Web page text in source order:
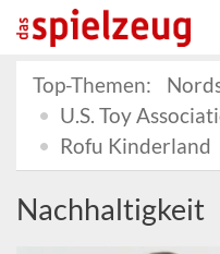
Top-Themen:
U.S. Toy
Rofu Kinderland
Nachhaltigkeit